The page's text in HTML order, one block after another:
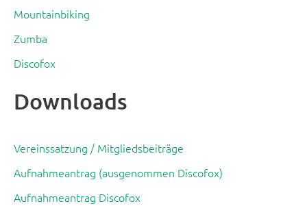
Mountainbiking
Zumba
Discofox
Downloads
Vereinssatzung / Mitgliedsbeiträge
Aufnahmeantrag (ausgenommen Discofox)
Aufnahmeantrag Discofox